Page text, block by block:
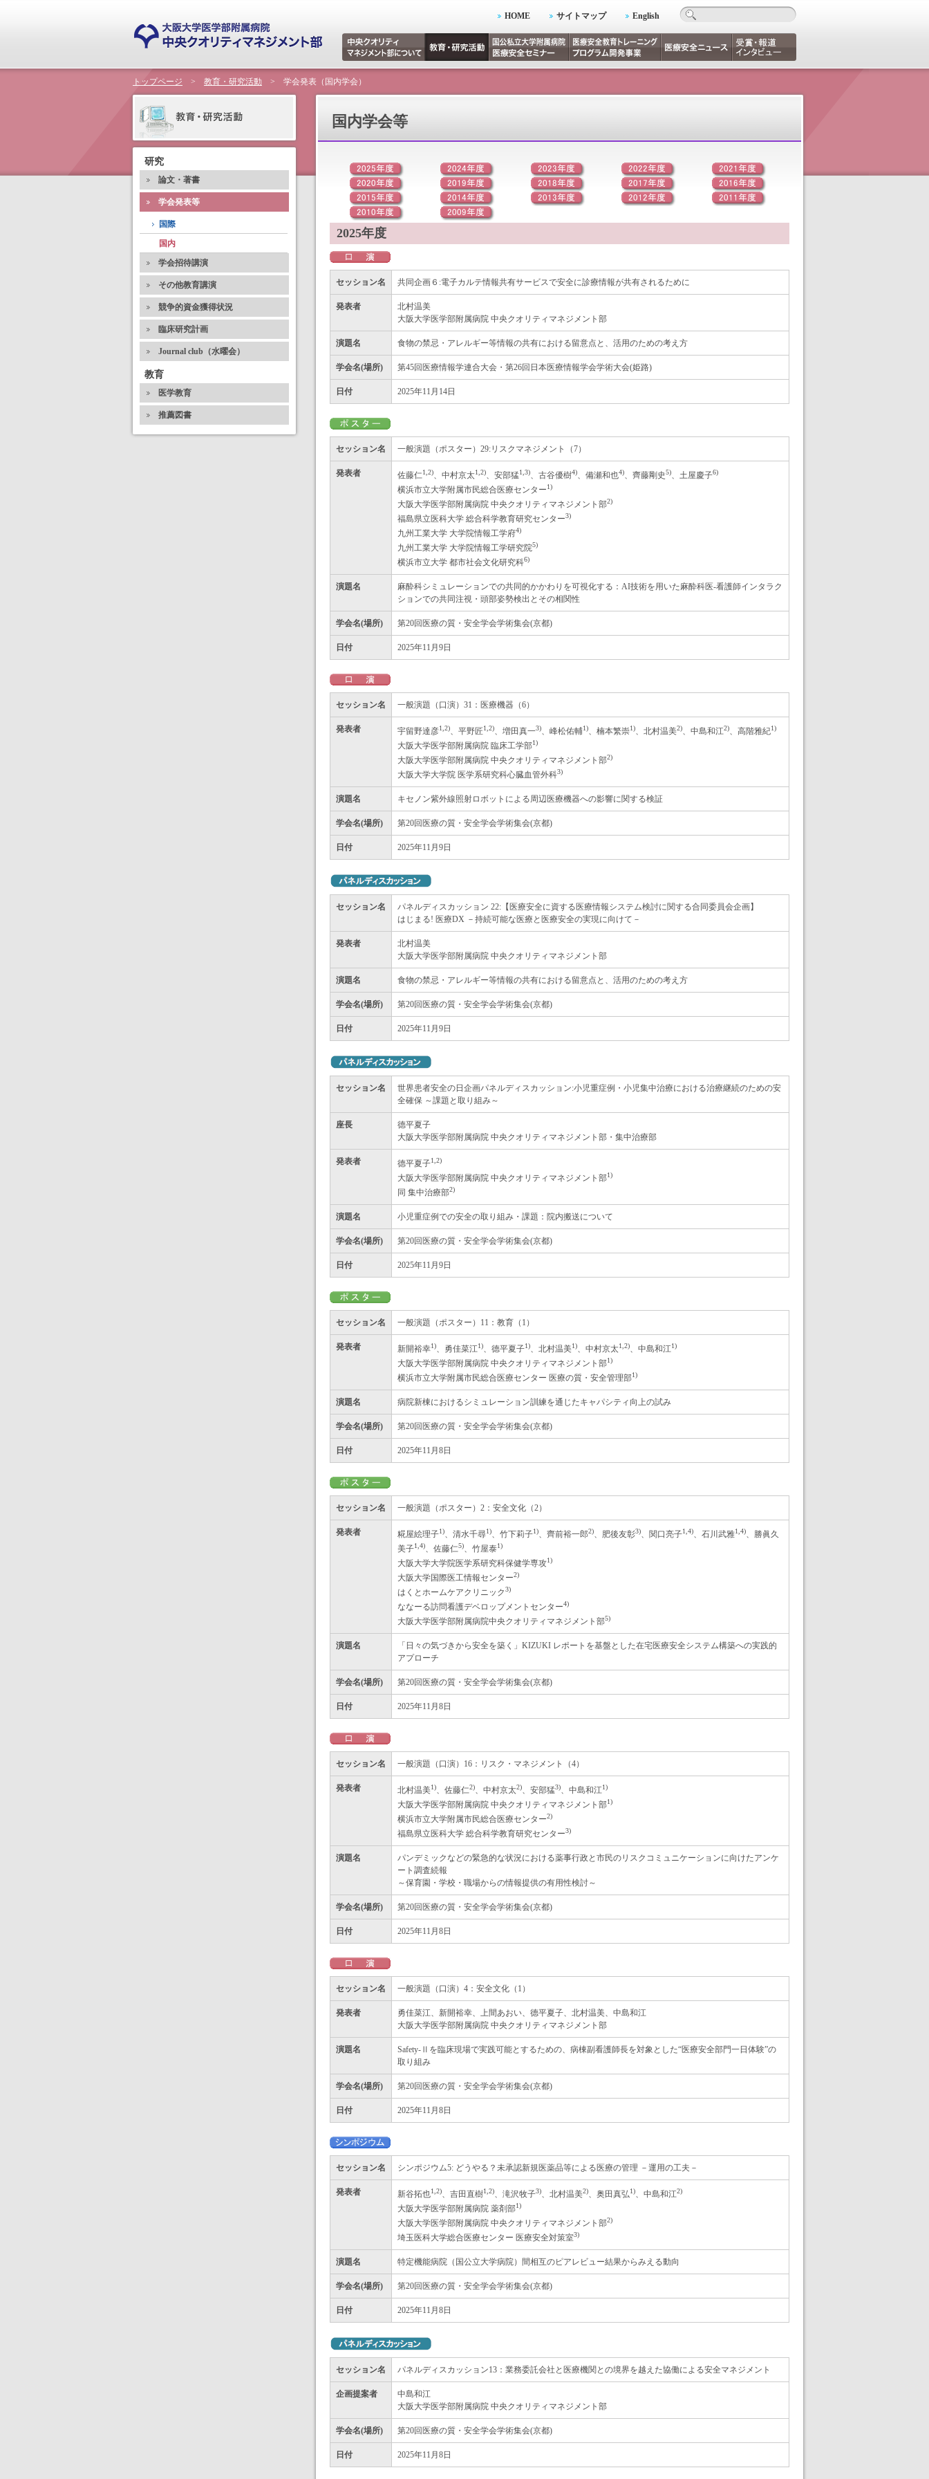
English
サイトマップ
HOME
トップページ > 教育・研究活動 > 学会発表（国内学会）
研究
論文・著書
学会発表等
国際
国内
学会招待講演
その他教育講演
競争的資金獲得状況
臨床研究計画
Journal club（水曜会）
教育
医学教育
推薦図書
国内学会等
2025年度
セッション名 共同企画６:電子カルテ情報共有サービスで安全に診療情報が共有されるために
発表者
北村温美
大阪大学医学部附属病院 中央クオリティマネジメント部
演題名 食物の禁忌・アレルギー等情報の共有における留意点と、活用のための考え方
学会名(場所) 第45回医療情報学連合大会・第26回日本医療情報学会学術大会(姫路)
日付 2025年11月14日
セッション名 一般演題（ポスター）29:リスクマネジメント（7）
発表者 佐藤仁1,2)、中村京太1,2)、安部猛1,3)、古谷優樹4)、備瀬和也4)、齊藤剛史5)、土屋慶子6)
横浜市立大学附属市民総合医療センター1)
大阪大学医学部附属病院 中央クオリティマネジメント部2)
福島県立医科大学 総合科学教育研究センター3)
九州工業大学 大学院情報工学府4)
九州工業大学 大学院情報工学研究院5)
横浜市立大学 都市社会文化研究科6)
演題名
麻酔科シミュレーションでの共同的かかわりを可視化する：AI技術を用いた麻酔科医-看護師インタラク
ションでの共同注視・頭部姿勢検出とその相関性
学会名(場所) 第20回医療の質・安全学会学術集会(京都)
日付 2025年11月9日
セッション名 一般演題（口演）31：医療機器（6）
発表者 宇留野達彦1,2)、平野匠1,2)、増田真一3)、峰松佑輔1)、楠本繁崇1)、北村温美2)、中島和江2)、高階雅紀1)
大阪大学医学部附属病院 臨床工学部1)
大阪大学医学部附属病院 中央クオリティマネジメント部2)
大阪大学大学院 医学系研究科心臓血管外科3)
演題名 キセノン紫外線照射ロボットによる周辺医療機器への影響に関する検証
学会名(場所) 第20回医療の質・安全学会学術集会(京都)
日付 2025年11月9日
セッション名
パネルディスカッション 22:【医療安全に資する医療情報システム検討に関する合同委員会企画】
はじまる! 医療DX －持続可能な医療と医療安全の実現に向けて－
発表者
北村温美
大阪大学医学部附属病院 中央クオリティマネジメント部
演題名 食物の禁忌・アレルギー等情報の共有における留意点と、活用のための考え方
学会名(場所) 第20回医療の質・安全学会学術集会(京都)
日付 2025年11月9日
セッション名
世界患者安全の日企画パネルディスカッション:小児重症例・小児集中治療における治療継続のための安
全確保 ～課題と取り組み～
座長
德平夏子
大阪大学医学部附属病院 中央クオリティマネジメント部・集中治療部
発表者 德平夏子1,2)
大阪大学医学部附属病院 中央クオリティマネジメント部1)
同 集中治療部2)
演題名 小児重症例での安全の取り組み・課題：院内搬送について
学会名(場所) 第20回医療の質・安全学会学術集会(京都)
日付 2025年11月9日
セッション名 一般演題（ポスター）11：教育（1）
発表者 新開裕幸1)、勇佳菜江1)、德平夏子1)、北村温美1)、中村京太1,2)、中島和江1)
大阪大学医学部附属病院 中央クオリティマネジメント部1)
横浜市立大学附属市民総合医療センター 医療の質・安全管理部1)
演題名 病院新棟におけるシミュレーション訓練を通じたキャパシティ向上の試み
学会名(場所) 第20回医療の質・安全学会学術集会(京都)
日付 2025年11月8日
セッション名 一般演題（ポスター）2：安全文化（2）
発表者 糀屋絵理子1)、清水千尋1)、竹下莉子1)、齊前裕一郎2)、肥後友彰3)、関口亮子1,4)、石川武雅1,4)、勝眞久
美子1,4)、佐藤仁5)、竹屋泰1)
大阪大学大学院医学系研究科保健学専攻1)
大阪大学国際医工情報センター2)
はくとホームケアクリニック3)
ななーる訪問看護デベロップメントセンター4)
大阪大学医学部附属病院中央クオリティマネジメント部5)
演題名
「日々の気づきから安全を築く」KIZUKI レポートを基盤とした在宅医療安全システム構築への実践的
アプローチ
学会名(場所) 第20回医療の質・安全学会学術集会(京都)
日付 2025年11月8日
セッション名 一般演題（口演）16：リスク・マネジメント（4）
発表者 北村温美1)、佐藤仁2)、中村京太2)、安部猛3)、中島和江1)
大阪大学医学部附属病院 中央クオリティマネジメント部1)
横浜市立大学附属市民総合医療センター2)
福島県立医科大学 総合科学教育研究センター3)
演題名
パンデミックなどの緊急的な状況における薬事行政と市民のリスクコミュニケーションに向けたアンケ
ート調査続報
～保育園・学校・職場からの情報提供の有用性検討～
学会名(場所) 第20回医療の質・安全学会学術集会(京都)
日付 2025年11月8日
セッション名 一般演題（口演）4：安全文化（1）
発表者
勇佳菜江、新開裕幸、上間あおい、德平夏子、北村温美、中島和江
大阪大学医学部附属病院 中央クオリティマネジメント部
演題名
Safety-Ⅱを臨床現場で実践可能とするための、病棟副看護師長を対象とした“医療安全部門一日体験”の
取り組み
学会名(場所) 第20回医療の質・安全学会学術集会(京都)
日付 2025年11月8日
セッション名 シンポジウム5: どうやる？未承認新規医薬品等による医療の管理 －運用の工夫－
発表者 新谷拓也1,2)、吉田直樹1,2)、滝沢牧子3)、北村温美2)、奥田真弘1)、中島和江2)
大阪大学医学部附属病院 薬剤部1)
大阪大学医学部附属病院 中央クオリティマネジメント部2)
埼玉医科大学総合医療センター 医療安全対策室3)
演題名 特定機能病院（国公立大学病院）間相互のピアレビュー結果からみえる動向
学会名(場所) 第20回医療の質・安全学会学術集会(京都)
日付 2025年11月8日
セッション名 パネルディスカッション13：業務委託会社と医療機関との境界を越えた協働による安全マネジメント
企画提案者
中島和江
大阪大学医学部附属病院 中央クオリティマネジメント部
学会名(場所) 第20回医療の質・安全学会学術集会(京都)
日付 2025年11月8日